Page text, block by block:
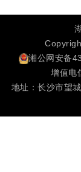
湘公网安备
增值电
地址：长沙市望